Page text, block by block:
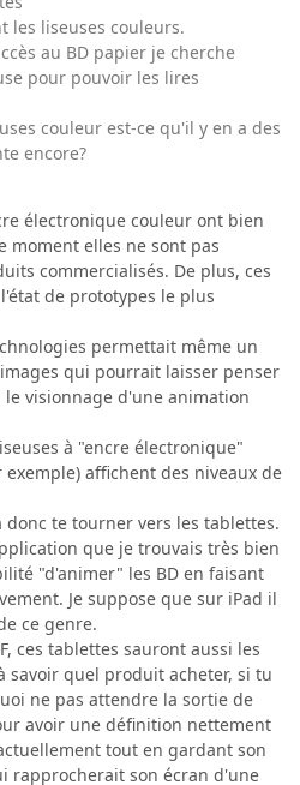
les liseuses couleurs.
au BD papier je cherche
pour pouvoir les lires
couleur est-ce qu'il y en a des
encore?
électronique couleur ont bien
moment elles ne sont pas
commercialisés. De plus, ces
de prototypes le plus
permettait même un
qui pourrait laisser penser
visionnage d'une animation
à "encre électronique"
affichent des niveaux de
te tourner vers les tablettes.
que je trouvais très bien
"d'animer" les BD en faisant
Je suppose que sur iPad il
ce genre.
ces tablettes sauront aussi les
savoir quel produit acheter, si tu
ne pas attendre la sortie de
avoir une définition nettement
tout en gardant son
rapprocherait son écran d'une